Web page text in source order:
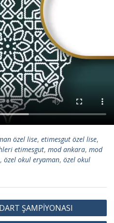
özel lise, etimesgut özel lise,
etimesgut, mod ankara, mod
, özel okul eryaman, özel okul
ŞAMPİYONASI